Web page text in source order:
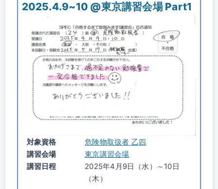
2025.4.9~10 @東京講習会場 Part1
対象資格
危険物取扱者 乙四
講習会場
東京講習会場
講習日程
2025年4月9日（水）～10日
（木）